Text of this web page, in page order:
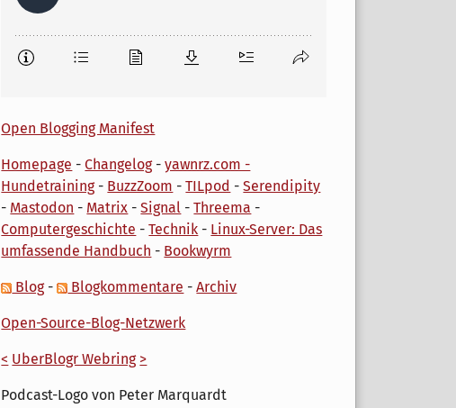
Open Blogging Manifest
Homepage -Changelog-yawnrz.com -
Hundetraining- BuzzZoom -TILpod -Serendipity
- Mastodon - Matrix -Signal -Threema -
Computergeschichte -Technik - Linux-Server: Das
umfassende Handbuch - Bookwyrm
Blog- Blogkommentare -Archiv
Open-Source-Blog-Netzwerk
< UberBlogr Webring >
Podcast-Logo von Peter Marquardt